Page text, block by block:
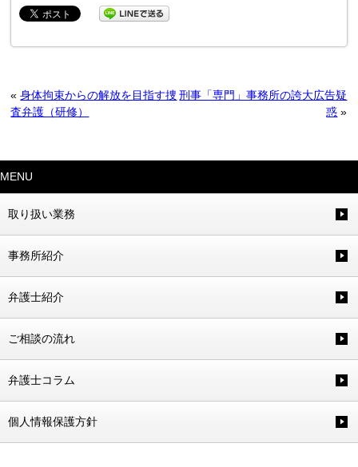
«身体拘束からの解放を目指す捜
査弁護（研修）
刑事「専門」事務所の誇大広告疑
惑 »
MENU
取り扱い業務
事務所紹介
弁護士紹介
ご相談の流れ
弁護士コラム
個人情報保護方針